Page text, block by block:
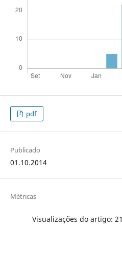
pdf
Publicado
01.10.2014
Métricas
Visualizações do artigo: 21